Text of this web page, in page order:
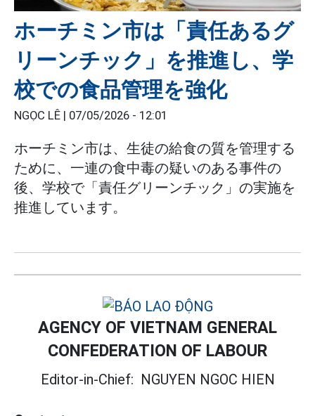
ホーチミン市は「責任あるグ
リーンチック」を推進し、学
校での食品管理を強化
NGỌC LÊ | 07/05/2026 - 12:01
ホーチミン市は、生徒の給食の質を管理する
ために、一連の食中毒の疑いのある事件の
後、学校で「責任グリーンチック」の実施を
推進しています。
AGENCY OF VIETNAM GENERAL
CONFEDERATION OF LABOUR
Editor-in-Chief: NGUYEN NGOC HIEN